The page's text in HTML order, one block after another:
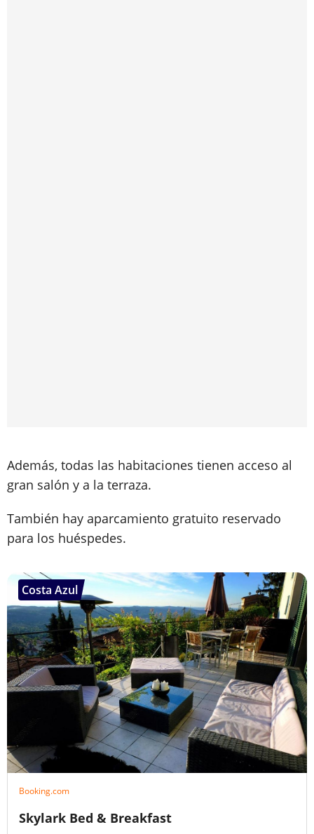
Además, todas las habitaciones tienen acceso al
gran salón y a la terraza.
También hay aparcamiento gratuito reservado
para los huéspedes.
Costa Azul
Booking.com
Skylark Bed & Breakfast